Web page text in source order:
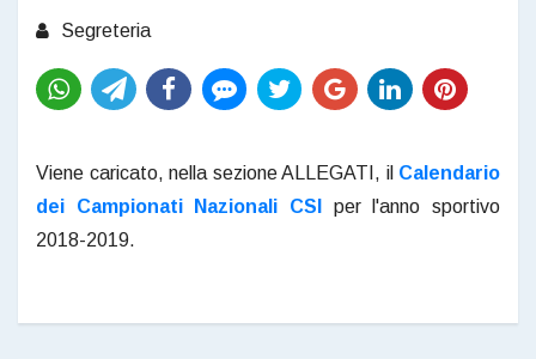
Segreteria
Viene caricato, nella sezione ALLEGATI, il Calendario
dei Campionati Nazionali CSI
per l'anno sportivo
2018-2019.